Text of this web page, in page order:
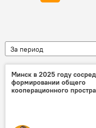
За период
Минск в 2025 году
формировании общего
кооперационного